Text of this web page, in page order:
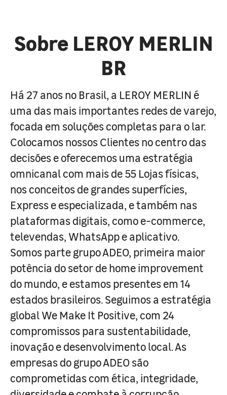
Sobre LEROY MERLIN
BR
Há 27 anos no Brasil, a LEROY MERLIN é
uma das mais importantes redes de varejo,
focada em soluções completas para o lar.
Colocamos nossos Clientes no centro das
decisões e oferecemos uma estratégia
omnicanal com mais de 55 Lojas físicas,
nos conceitos de grandes superfícies,
Express e especializada, e também nas
plataformas digitais, como e-commerce,
televendas, WhatsApp e aplicativo.
Somos parte grupo ADEO, primeira maior
potência do setor de home improvement
do mundo, e estamos presentes em 14
estados brasileiros. Seguimos a estratégia
global We Make It Positive, com 24
compromissos para sustentabilidade,
inovação e desenvolvimento local. As
empresas do grupo ADEO são
comprometidas com ética, integridade,